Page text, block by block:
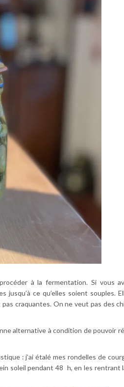
à la fermentation. Si vous
jusqu’à ce qu’elles soient souples.
craquantes. On ne veut pas des
alternative à condition de pouvoir
: j’ai étalé mes rondelles de
soleil pendant 48 h, en les rentrant